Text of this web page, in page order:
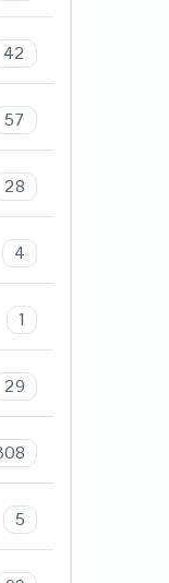
42
57
28
4
1
29
5